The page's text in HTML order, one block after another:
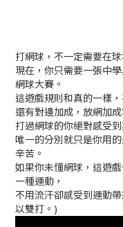
打網球，不一定需要在球
現在，你只需要一張中
網球大賽。
這遊戲規則和真的一樣
還有對邊加成，放網加
打過網球的你絕對感受
唯一的分別就只是你用
辛苦。
如果你未懂網球，這遊
一種運動，
不用流汗卻感受到運動
以雙打。 )